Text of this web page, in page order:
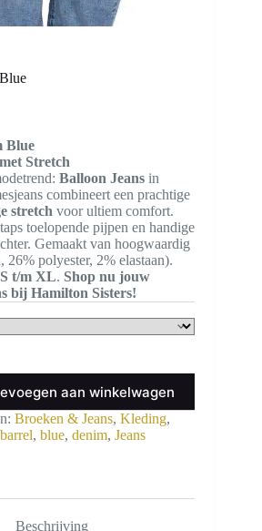
Blue
Stretch
Balloon Jeans in
combineert een prachtige
stretch voor ultiem comfort.
toelopende pijpen en handige
Gemaakt van hoogwaardig
26% polyester, 2% elastaan).
S t/m XL. Shop nu jouw
bij Hamilton Sisters!
aan winkelwagen
Broeken & Jeans, Kleding,
barrel, blue, denim, Jeans
Beschrijving